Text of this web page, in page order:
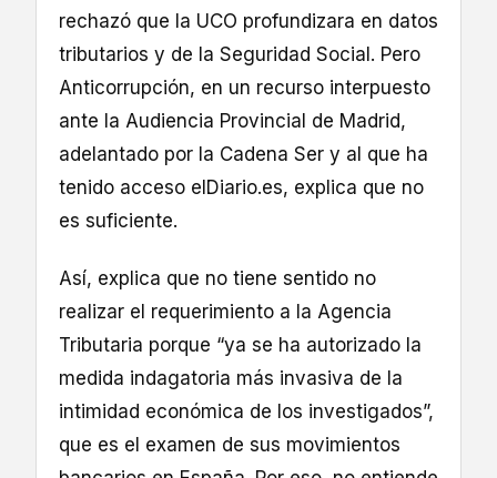
rechazó que la UCO profundizara en datos
tributarios y de la Seguridad Social. Pero
Anticorrupción, en un recurso interpuesto
ante la Audiencia Provincial de Madrid,
adelantado por la Cadena Ser y al que ha
tenido acceso elDiario.es, explica que no
es suficiente.
Así, explica que no tiene sentido no
realizar el requerimiento a la Agencia
Tributaria porque “ya se ha autorizado la
medida indagatoria más invasiva de la
intimidad económica de los investigados”,
que es el examen de sus movimientos